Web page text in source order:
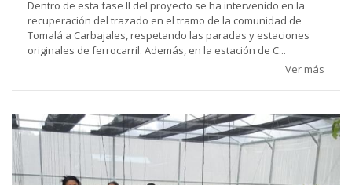
Dentro de esta fase II del proyecto se ha intervenido en la
recuperación del trazado en el tramo de la comunidad de
Tomalá a Carbajales, respetando las paradas y estaciones
originales de ferrocarril. Además, en la estación de C...
Ver más